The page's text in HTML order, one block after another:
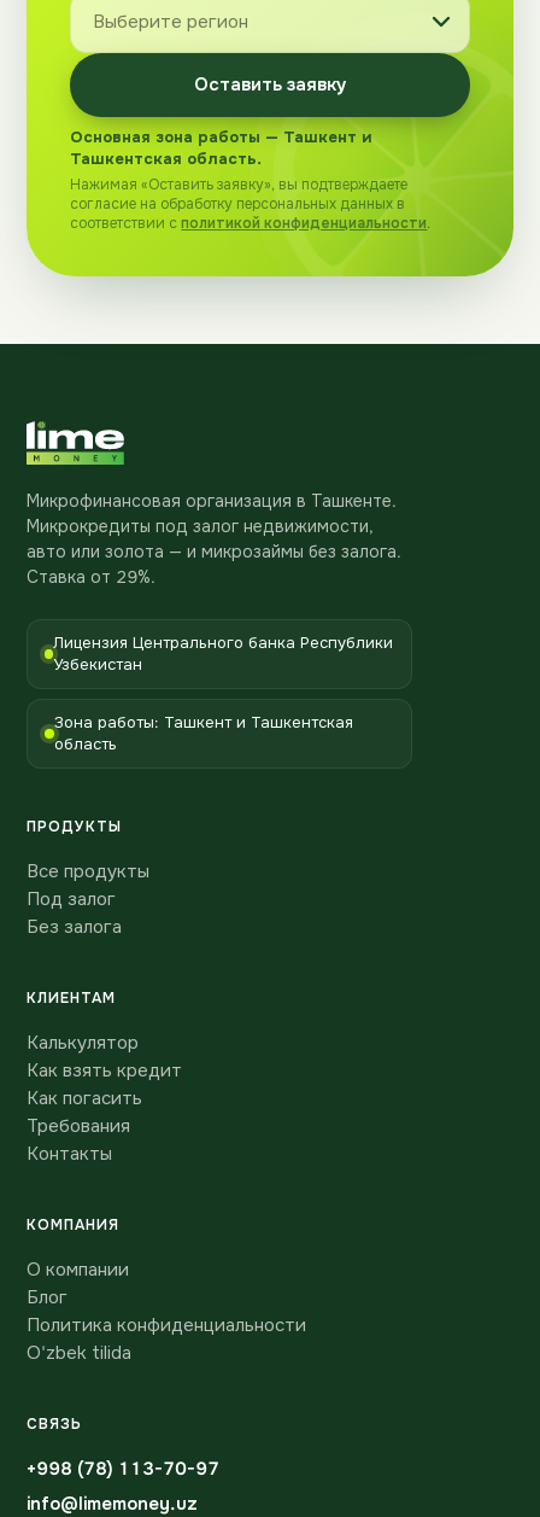
Оставить заявку
Основная зона работы — Ташкент и
Ташкентская область.
Нажимая «Оставить заявку», вы подтверждаете
согласие на обработку персональных данных в
соответствии сполитикой конфиденциальности.
Микрофинансовая организация в Ташкенте.
Микрокредиты под залог недвижимости,
авто или золота — и микрозаймы без залога.
Ставка от 29%.
Лицензия Центрального банка Республики
Узбекистан
Зона работы: Ташкент и Ташкентская
область
ПРОДУКТЫ
Все продукты
Под залог
Без залога
КЛИЕНТАМ
Калькулятор
Как взять кредит
Как погасить
Требования
Контакты
КОМПАНИЯ
О компании
Блог
Политика конфиденциальности
O'zbek tilida
СВЯЗЬ
+998 (78) 113-70-97
info@limemoney.uz